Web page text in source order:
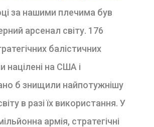
за нашими плечима був
арсенал світу. 176
балістичних
націлені на США і
б знищили найпотужнішу
в разі їх використання. У
армія, стратегічні